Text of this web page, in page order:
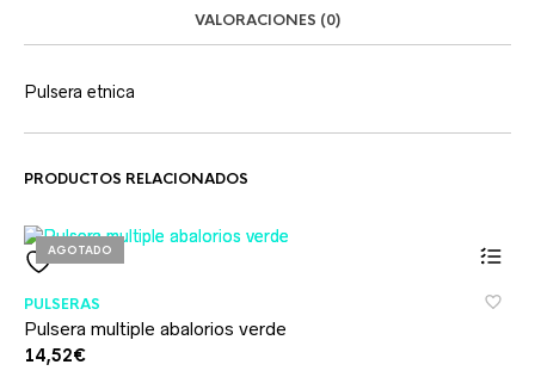
VALORACIONES (0)
Pulsera etnica
PRODUCTOS RELACIONADOS
AGOTADO
PULSERAS
Pulsera multiple abalorios verde
14,52€